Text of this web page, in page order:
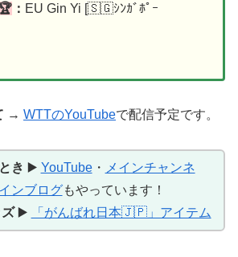
： EU Gin Yi [🇸🇬ｼﾝｶﾞﾎﾟｰ
→ WTTのYouTubeで配信予定です。
き ▶️ YouTube・ メインチャンネ
ンブログもやっています！
▶️ 「がんばれ日本🇯🇵」アイテム